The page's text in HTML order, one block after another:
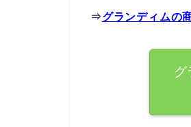
⇒グランディムの
グ